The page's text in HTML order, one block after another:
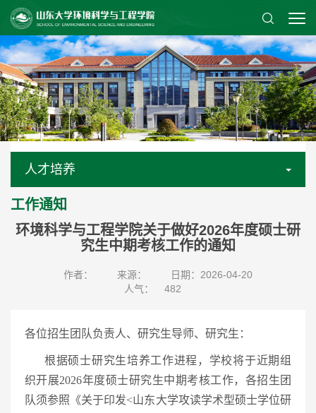
人才培养
工作通知
环境科学与工程学院关于做好2026年度硕士研
究生中期考核工作的通知
作者： 来源：
日期：2026-04-20
人气：
482
各位招生团队负责人、研究生导师、研究生：
根据硕士研究生培养工作进程，学校将于近期组
织开展2026年度硕士研究生中期考核工作，各招生团
队须参照《关于印发<山东大学攻读学术型硕士学位研